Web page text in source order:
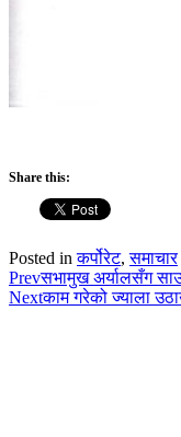
Share this:
Posted inकर्पोरेट,समाचार
Prevसभामुख अर्यालसँग
Nextकाम गरेको ज्याला